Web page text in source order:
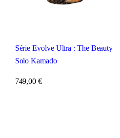
Série Evolve Ultra : The Beauty
Solo Kamado
749,00€